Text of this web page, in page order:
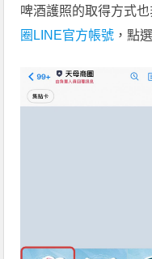
啤酒護照的取得方式
圈LINE官方帳號 ，點